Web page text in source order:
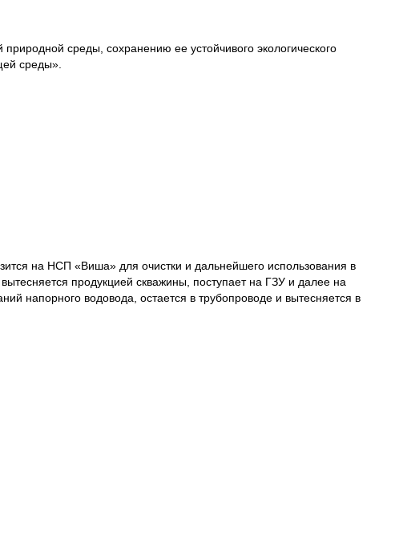
среды, сохранению ее устойчивого экологического
среды».
на НСП «Виша» для очистки и дальнейшего использования в
продукцией скважины, поступает на ГЗУ и далее на
напорного водовода, остается в трубопроводе и вытесняется в